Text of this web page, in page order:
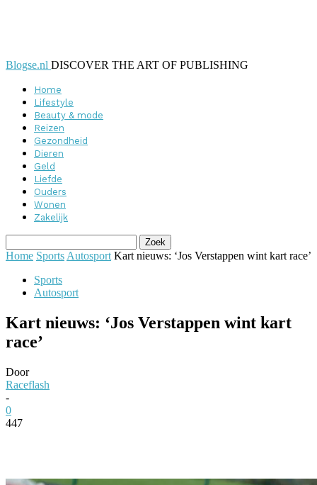
Blogse.nl DISCOVER THE ART OF PUBLISHING
Home
Lifestyle
Beauty & mode
Reizen
Gezondheid
Dieren
Geld
Liefde
Ouders
Wonen
Zakelijk
Home Sports Autosport Kart nieuws: ‘Jos Verstappen wint kart race’
Sports
Autosport
Kart nieuws: ‘Jos Verstappen wint kart
race’
Door
Raceflash
-
0
447